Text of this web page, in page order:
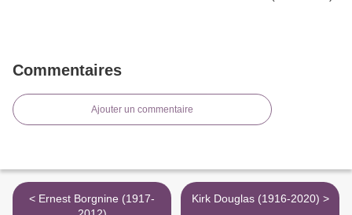
Commentaires
Ajouter un commentaire
< Ernest Borgnine (1917-
Kirk Douglas (1916-2020) >